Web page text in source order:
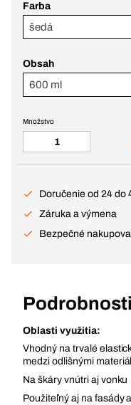
Farba
šedá
Obsah
600 ml
Množstvo
Doručenie od 24 do
Záruka a výmena
Bezpečné
Podrobnosti
Oblasti využitia:
Vhodný na trvalé
medzi odlišnými
Na škáry vnútri aj vonku
Použiteľný aj na fasády